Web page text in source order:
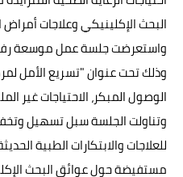
البحث الإكلينيكي وعلاجات أمراض
واستعرضت جلسة عمل موسعة
وذلك تحت عنوان "تسريع الأمل
الوصول المبكر، الاحتياجات غير
وتناولت الجلسة سبل تسهيل
للعلاجات والابتكارات الطبية
مستفيضة حول عوائق البحث